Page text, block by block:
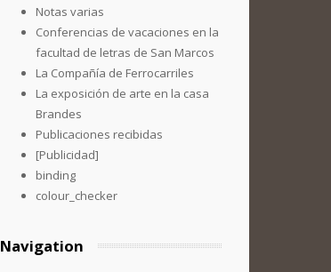
Notas varias
Conferencias de vacaciones en la
facultad de letras de San Marcos
La Compañía de Ferrocarriles
La exposición de arte en la casa
Brandes
Publicaciones recibidas
[Publicidad]
binding
colour_checker
Navigation